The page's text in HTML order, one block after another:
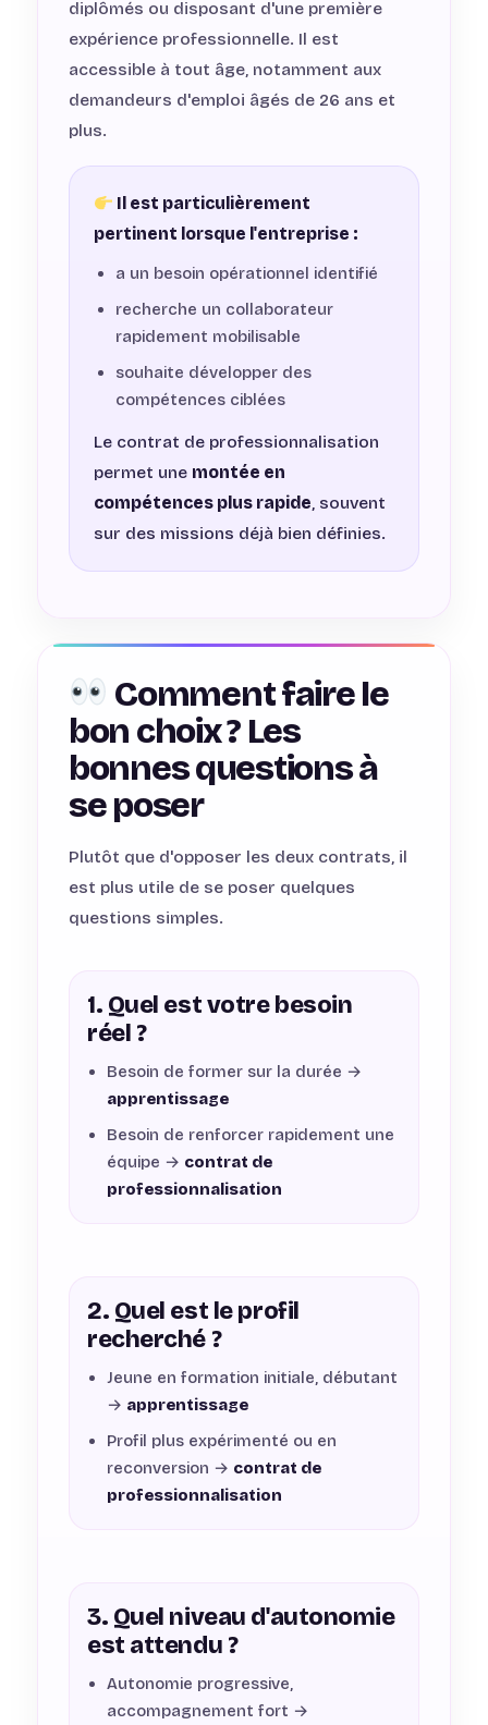
diplômés ou disposant d'une première
expérience professionnelle. Il est
accessible à tout âge, notamment aux
demandeurs d'emploi âgés de 26 ans et
plus.
Il est particulièrement
pertinent lorsque l'entreprise :
a un besoin opérationnel identifié
recherche un collaborateur
rapidement mobilisable
souhaite développer des
compétences ciblées
Le contrat de professionnalisation
permet une montée en
compétences plus rapide, souvent
sur des missions déjà bien définies.
Comment faire le
bon choix ? Les
bonnes questions à
se poser
Plutôt que d'opposer les deux contrats, il
est plus utile de se poser quelques
questions simples.
1. Quel est votre besoin
réel ?
Besoin de former sur la durée →
apprentissage
Besoin de renforcer rapidement une
équipe → contrat de
professionnalisation
2. Quel est le profil
recherché ?
Jeune en formation initiale, débutant
→ apprentissage
Profil plus expérimenté ou en
reconversion → contrat de
professionnalisation
3. Quel niveau d'autonomie
est attendu ?
Autonomie progressive,
accompagnement fort →